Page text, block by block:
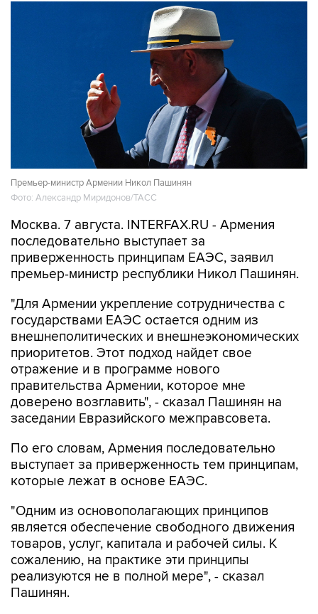
Премьер-министр Армении Никол Пашинян
Фото: Александр Миридонов/ТАСС
Москва. 7 августа. INTERFAX.RU - Армения
последовательно выступает за
приверженность принципам ЕАЭС, заявил
премьер-министр республики Никол Пашинян.
"Для Армении укрепление сотрудничества с
государствами ЕАЭС остается одним из
внешнеполитических и внешнеэкономических
приоритетов. Этот подход найдет свое
отражение и в программе нового
правительства Армении, которое мне
доверено возглавить", - сказал Пашинян на
заседании Евразийского межправсовета.
По его словам, Армения последовательно
выступает за приверженность тем принципам,
которые лежат в основе ЕАЭС.
"Одним из основополагающих принципов
является обеспечение свободного движения
товаров, услуг, капитала и рабочей силы. К
сожалению, на практике эти принципы
реализуются не в полной мере", - сказал
Пашинян.